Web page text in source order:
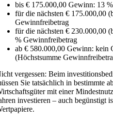
bis € 175.000,00 Gewinn: 13
für die nächsten € 175.000,00
Gewinnfreibetrag
für die nächsten € 230.000,00
% Gewinnfreibetrag
ab € 580.000,00 Gewinn: kein
(Höchstsumme
vergessen: Beim
Sie tatsächlich in bestimmte
mit einer
investieren – auch begünstigt